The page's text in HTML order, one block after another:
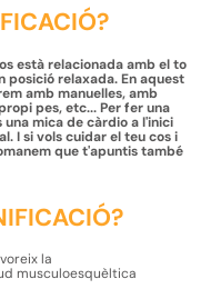
està relacionada amb el to
posició relaxada. En aquest
amb manuelles, amb
pes, etc... Per fer una
mica de càrdio a l'inici
I si vols cuidar el teu cos i
que t'apuntis també
la
musculoesquèltica